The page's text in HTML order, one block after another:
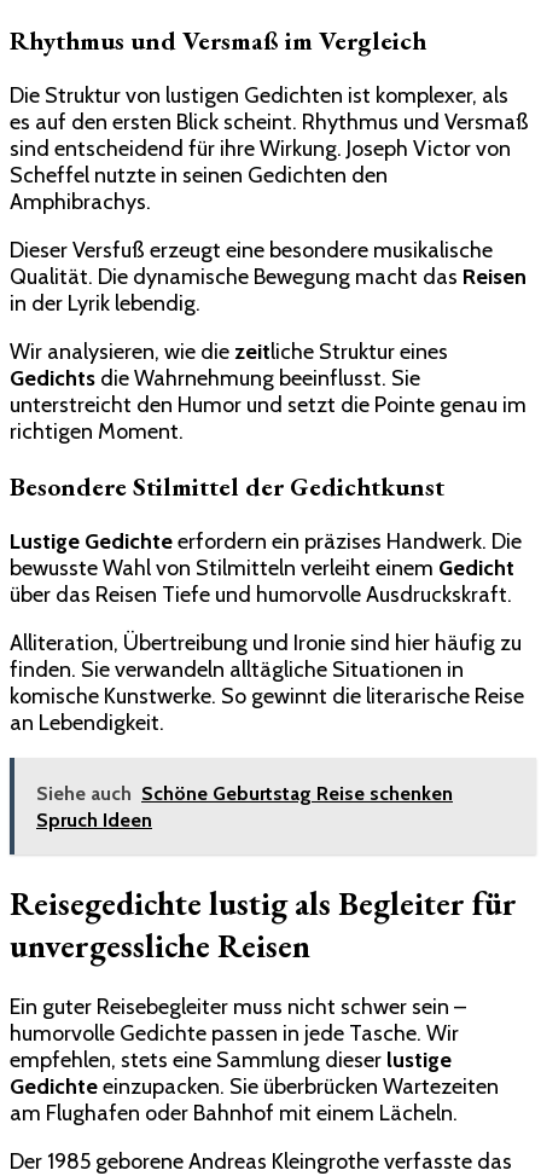
Rhythmus und Versmaß im Vergleich
Die Struktur von lustigen Gedichten ist komplexer, als
es auf den ersten Blick scheint. Rhythmus und Versmaß
sind entscheidend für ihre Wirkung. Joseph Victor von
Scheffel nutzte in seinen Gedichten den
Amphibrachys.
Dieser Versfuß erzeugt eine besondere musikalische
Qualität. Die dynamische Bewegung macht das Reisen
in der Lyrik lebendig.
Wir analysieren, wie diezeitliche Struktur eines
Gedichts die Wahrnehmung beeinflusst. Sie
unterstreicht den Humor und setzt die Pointe genau im
richtigen Moment.
Besondere Stilmittel der Gedichtkunst
Lustige Gedichteerfordern ein präzises Handwerk. Die
bewusste Wahl von Stilmitteln verleiht einem Gedicht
über das Reisen Tiefe und humorvolle Ausdruckskraft.
Alliteration, Übertreibung und Ironie sind hier häufig zu
finden. Sie verwandeln alltägliche Situationen in
komische Kunstwerke. So gewinnt die literarische Reise
an Lebendigkeit.
Siehe auch Schöne Geburtstag Reise schenken
Spruch​ Ideen
Reisegedichte lustig als Begleiter für
unvergessliche Reisen
Ein guter Reisebegleiter muss nicht schwer sein –
humorvolle Gedichte passen in jede Tasche. Wir
empfehlen, stets eine Sammlung dieser lustige
Gedichteeinzupacken. Sie überbrücken Wartezeiten
am Flughafen oder Bahnhof mit einem Lächeln.
Der 1985 geborene Andreas Kleingrothe verfasste das